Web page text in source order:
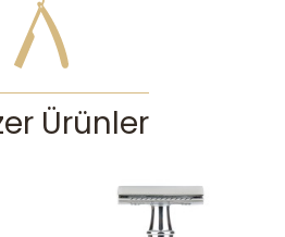
Ürünler